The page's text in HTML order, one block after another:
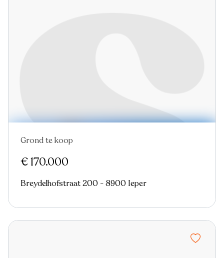
Grond te koop
€ 170.000
Breydelhofstraat 200 - 8900 Ieper